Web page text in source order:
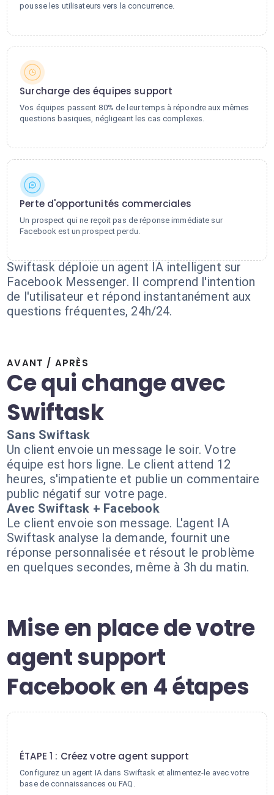
pousse les utilisateurs vers la concurrence.
Surcharge des équipes support
Vos équipes passent 80% de leur temps à répondre aux mêmes
questions basiques, négligeant les cas complexes.
Perte d'opportunités commerciales
Un prospect qui ne reçoit pas de réponse immédiate sur
Facebook est un prospect perdu.
Swiftask déploie un agent IA intelligent sur
Facebook Messenger. Il comprend l'intention
de l'utilisateur et répond instantanément aux
questions fréquentes, 24h/24.
AVANT / APRÈS
Ce qui change avec
Swiftask
Sans Swiftask
Un client envoie un message le soir. Votre
équipe est hors ligne. Le client attend 12
heures, s'impatiente et publie un commentaire
public négatif sur votre page.
Avec Swiftask + Facebook
Le client envoie son message. L'agent IA
Swiftask analyse la demande, fournit une
réponse personnalisée et résout le problème
en quelques secondes, même à 3h du matin.
Mise en place de votre
agent support
Facebook en 4 étapes
ÉTAPE 1 : Créez votre agent support
Configurez un agent IA dans Swiftask et alimentez-le avec votre
base de connaissances ou FAQ.